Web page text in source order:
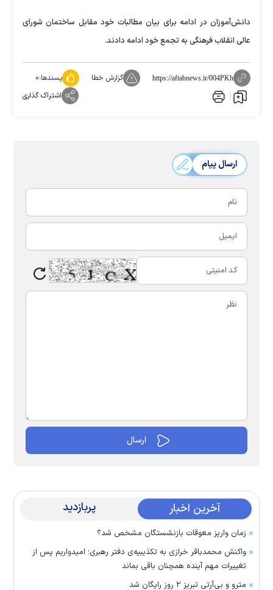
دانش‌آموزان در ادامه برای بیان مطالبات خود مقابل ساختمان شورای
عالی انقلاب فرهنگی به تجمع خود ادامه دادند.
https://aftabnews.ir/004PKh گزارش خطا پسندها:۰
اشتراک گذاری
ارسال پیام
آخرین اخبار پربازدید
زمان واریز معوقات بازنشستگان مشخص شد؟
واکنش محمدباقر خرازی به تکذیبیه‌ی دفتر رهبری؛ امیدواریم پس از
تغییرات مهم آینده همچنان باقی بماند
مترو و بی‌آرتی تبریز ۲ روز رایگان شد